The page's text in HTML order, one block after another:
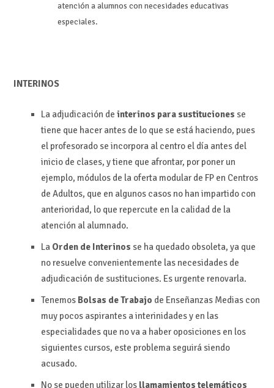
atención a alumnos con necesidades educativas
especiales.
INTERINOS
La adjudicación de interinos para sustituciones se
tiene que hacer antes de lo que se está haciendo, pues
el profesorado se incorpora al centro el día antes del
inicio de clases, y tiene que afrontar, por poner un
ejemplo, módulos de la oferta modular de FP en Centros
de Adultos, que en algunos casos no han impartido con
anterioridad, lo que repercute en la calidad de la
atención al alumnado.
La Orden de Interinos se ha quedado obsoleta, ya que
no resuelve convenientemente las necesidades de
adjudicación de sustituciones. Es urgente renovarla.
Tenemos Bolsas de Trabajo de Enseñanzas Medias con
muy pocos aspirantes a interinidades y en las
especialidades que no va a haber oposiciones en los
siguientes cursos, este problema seguirá siendo
acusado.
No se pueden utilizar los llamamientos telemáticos